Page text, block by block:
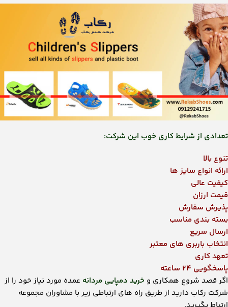
تعدادی از شرایط کاری خوب این شرکت:
تنوع بالا
ارائه انواع سایز ها
کیفیت عالی
قیمت ارزان
پذیرش سفارش
بسته بندی مناسب
ارسال سریع
انتخاب باربری های معتبر
تعهد کاری
پاسخگویی ۲۴ ساعته
اگر قصد شروع همکاری و خرید دمپایی مردانه عمده مورد نیاز خود را از
شرکت رکاب دارید از طریق راه های ارتباطی زیر با مشاوران مجموعه